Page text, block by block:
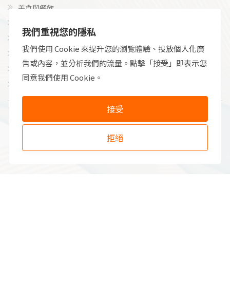
我們重視您的隱私
我們使用 Cookie 來提升您的瀏覽體驗、投放個人化廣
告或內容，並分析我們的流量。點擊「接受」即表示您
同意我們使用 Cookie。
美食與餐飲
探險與特定活動
實用性、健康與金錢
利基和不尋常的方法
Facebook
© Copyright Thai Awesome Places 2024